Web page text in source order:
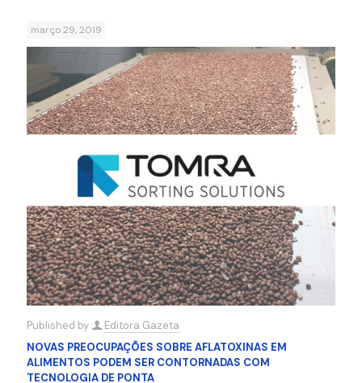
março 29, 2019
Published by
Editora Gazeta
NOVAS PREOCUPAÇÕES SOBRE AFLATOXINAS EM
ALIMENTOS PODEM SER CONTORNADAS COM
TECNOLOGIA DE PONTA